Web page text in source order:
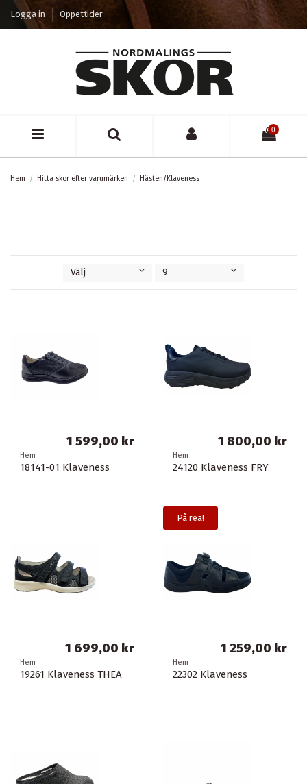
Logga in Öppettider
0
Hem Hitta skor efter varumärken Hästen/Klaveness
Välj 9
Hem
24120 Klaveness FRY
1 800,00 kr
Hem
18141-01 Klaveness
1 599,00 kr
På rea!
Hem
22302 Klaveness
1 259,00 kr
Hem
19261 Klaveness THEA
1 699,00 kr